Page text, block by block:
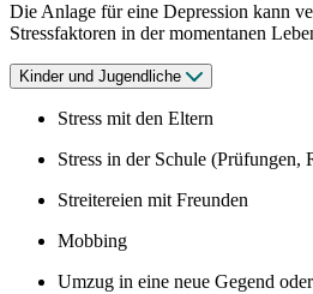
Die Anlage für eine Depression kann
Stressfaktoren in der momentanen
Kinder und Jugendliche
Stress mit den Eltern
Stress in der Schule (Prüfungen,
Streitereien mit Freunden
Mobbing
Umzug in eine neue Gegend